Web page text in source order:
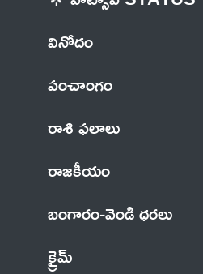
వినోదం
పంచాంగం
రాశి ఫలాలు
రాజకీయం
బంగారం-వెండి ధరలు
క్రైమ్